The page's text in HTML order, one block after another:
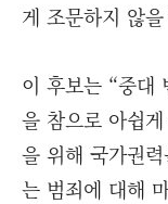
게 조문하지 않
이 후보는 “중대
을 참으로 아쉽
을 위해 국가권
는 범죄에 대해